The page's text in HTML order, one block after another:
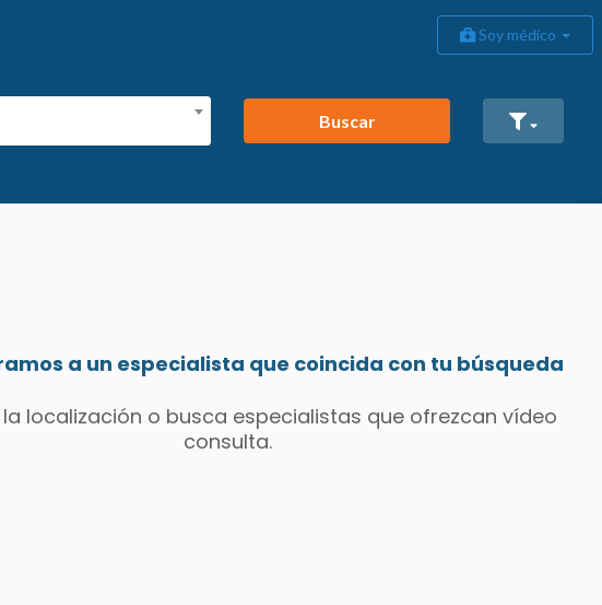
Soy médico
Buscar
a un especialista que coincida con tu búsqueda
localización o busca especialistas que ofrezcan vídeo
consulta.